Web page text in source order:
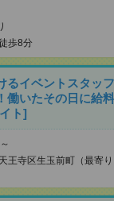
歩8分
るイベントスタッ
働いたその日に給
ト]
王寺区生玉前町（最寄り